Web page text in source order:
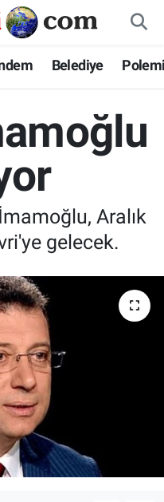
Belediye
Aralık
gelecek.
Fikstür